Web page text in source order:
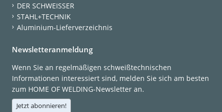
DER SCHWEISSER
STAHL+TECHNIK
Aluminium-Lieferverzeichnis
Newsletteranmeldung
Wenn Sie an regelmäßigen schweißtechnischen
Informationen interessiert sind, melden Sie sich am besten
zum HOME OF WELDING-Newsletter an.
Jetzt abonnieren!